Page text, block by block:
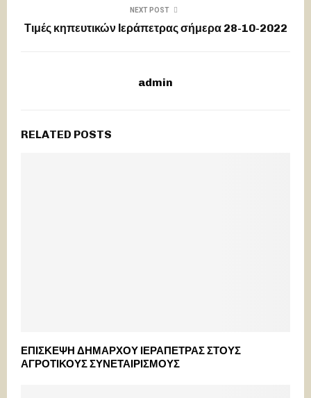
NEXT POST
Τιμές κηπευτικών Ιεράπετρας σήμερα 28-10-2022
admin
RELATED POSTS
ΕΠΙΣΚΕΨΗ ΔΗΜΑΡΧΟΥ ΙΕΡΑΠΕΤΡΑΣ ΣΤΟΥΣ
ΑΓΡΟΤΙΚΟΥΣ ΣΥΝΕΤΑΙΡΙΣΜΟΥΣ